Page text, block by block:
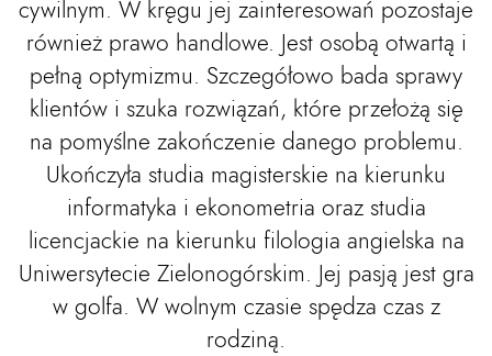
cywilnym. W kręgu jej zainteresowań pozostaje
również prawo handlowe. Jest osobą otwartą i
pełną optymizmu. Szczegółowo bada sprawy
klientów i szuka rozwiązań, które przełożą się
na pomyślne zakończenie danego problemu.
Ukończyła studia magisterskie na kierunku
informatyka i ekonometria oraz studia
licencjackie na kierunku filologia angielska na
Uniwersytecie Zielonogórskim. Jej pasją jest gra
w golfa. W wolnym czasie spędza czas z
rodziną.